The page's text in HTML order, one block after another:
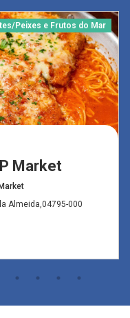
Peixes e Frutos do Mar
Market
Almeida,04795-000